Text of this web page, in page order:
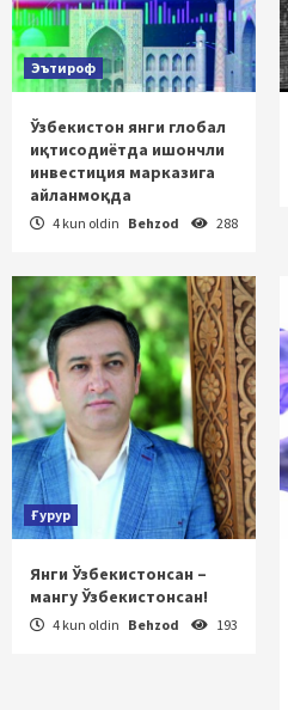
Эътироф
Ўзбекистон янги глобал
иқтисодиётда ишончли
инвестиция марказига
айланмоқда
4 kun oldin Behzod 288
Ғурур
Янги Ўзбекистонсан –
мангу Ўзбекистонсан!
4 kun oldin Behzod 193